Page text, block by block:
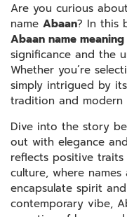
Are you curious
name Abaan? In this
Abaan name
significance and the
Whether you’re
simply intrigued by
tradition and modern
Dive into the story
out with elegance
reflects positive
culture, where
encapsulate spirit
contemporary vibe,